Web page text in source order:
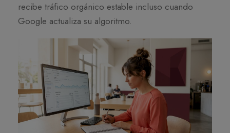
recibe tráfico orgánico estable incluso cuando
Google actualiza su algoritmo.